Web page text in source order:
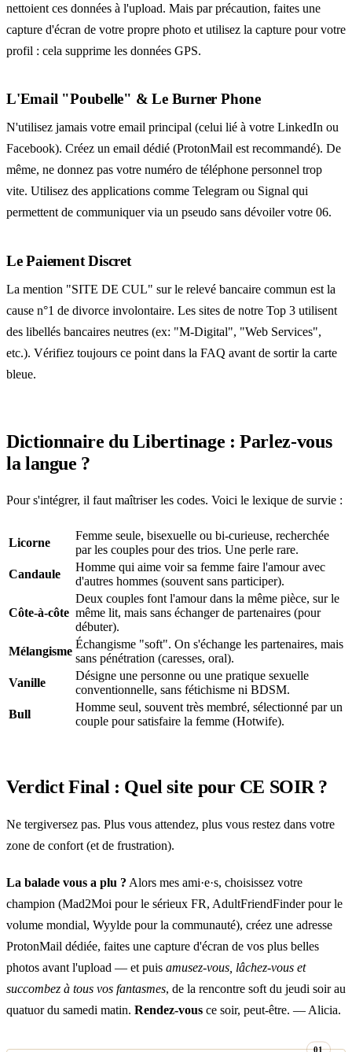
nettoient ces données à l'upload. Mais par précaution, faites une
capture d'écran de votre propre photo et utilisez la capture pour votre
profil : cela supprime les données GPS.
L'Email "Poubelle" & Le Burner Phone
N'utilisez jamais votre email principal (celui lié à votre LinkedIn ou
Facebook). Créez un email dédié (ProtonMail est recommandé). De
même, ne donnez pas votre numéro de téléphone personnel trop
vite. Utilisez des applications comme Telegram ou Signal qui
permettent de communiquer via un pseudo sans dévoiler votre 06.
Le Paiement Discret
La mention "SITE DE CUL" sur le relevé bancaire commun est la
cause n°1 de divorce involontaire. Les sites de notre Top 3 utilisent
des libellés bancaires neutres (ex: "M-Digital", "Web Services",
etc.). Vérifiez toujours ce point dans la FAQ avant de sortir la carte
bleue.
Dictionnaire du Libertinage : Parlez-vous
la langue ?
Pour s'intégrer, il faut maîtriser les codes. Voici le lexique de survie :
Licorne
Femme seule, bisexuelle ou bi-curieuse, recherchée
par les couples pour des trios. Une perle rare.
Candaule
Homme qui aime voir sa femme faire l'amour avec
d'autres hommes (souvent sans participer).
Côte-à-côte
Deux couples font l'amour dans la même pièce, sur le
même lit, mais sans échanger de partenaires (pour
débuter).
Mélangisme
Échangisme "soft". On s'échange les partenaires, mais
sans pénétration (caresses, oral).
Vanille
Désigne une personne ou une pratique sexuelle
conventionnelle, sans fétichisme ni BDSM.
Bull
Homme seul, souvent très membré, sélectionné par un
couple pour satisfaire la femme (Hotwife).
Verdict Final : Quel site pour CE SOIR ?
Ne tergiversez pas. Plus vous attendez, plus vous restez dans votre
zone de confort (et de frustration).
La balade vous a plu ? Alors mes ami·e·s, choisissez votre
champion (Mad2Moi pour le sérieux FR, AdultFriendFinder pour le
volume mondial, Wyylde pour la communauté), créez une adresse
ProtonMail dédiée, faites une capture d'écran de vos plus belles
photos avant l'upload — et puis amusez-vous, lâchez-vous et
succombez à tous vos fantasmes, de la rencontre soft du jeudi soir au
quatuor du samedi matin. Rendez-vous ce soir, peut-être. — Alicia.